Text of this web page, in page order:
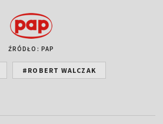
ŹRÓDŁO: PAP
#ROBERT WALCZAK